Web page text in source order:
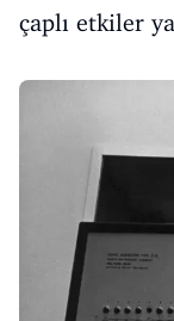
çaplı etkiler